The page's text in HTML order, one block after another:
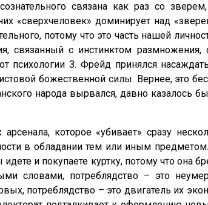
связана как раз со
«сверхчеловек» доминирует над
потому что это часть нашей
связанный с инстинктом
психологии З. Фрейд принялся
божественной силы. Вернее,
народа вырвался, давно казалось
которое «убивает» сразу
в обладании тем или иным
и покупаете куртку, потому что
словами, потреблядство – это
потреблядство – это двигатель их